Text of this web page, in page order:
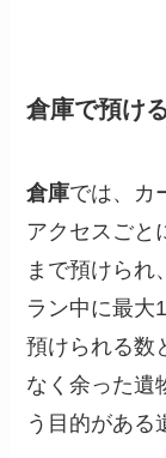
倉庫で預け
倉庫では、カ
アクセスごと
まで預けられ
ラン中に最大
預けられる数
なく余った遺
う目的がある